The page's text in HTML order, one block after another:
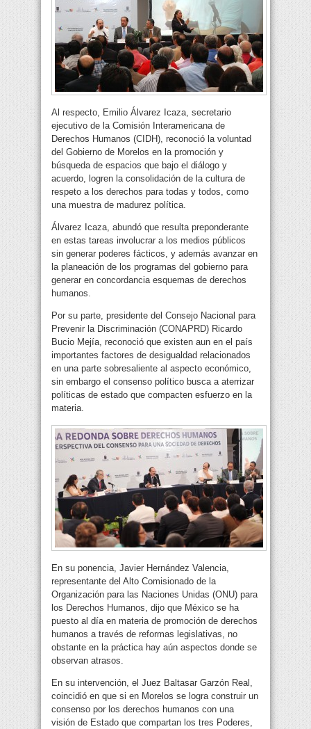
Al respecto, Emilio Álvarez Icaza, secretario
ejecutivo de la Comisión Interamericana de
Derechos Humanos (CIDH), reconoció la voluntad
del Gobierno de Morelos en la promoción y
búsqueda de espacios que bajo el diálogo y
acuerdo, logren la consolidación de la cultura de
respeto a los derechos para todas y todos, como
una muestra de madurez política.
Álvarez Icaza, abundó que resulta preponderante
en estas tareas involucrar a los medios públicos
sin generar poderes fácticos, y además avanzar en
la planeación de los programas del gobierno para
generar en concordancia esquemas de derechos
humanos.
Por su parte, presidente del Consejo Nacional para
Prevenir la Discriminación (CONAPRD) Ricardo
Bucio Mejía, reconoció que existen aun en el país
importantes factores de desigualdad relacionados
en una parte sobresaliente al aspecto económico,
sin embargo el consenso político busca a aterrizar
políticas de estado que compacten esfuerzo en la
materia.
En su ponencia, Javier Hernández Valencia,
representante del Alto Comisionado de la
Organización para las Naciones Unidas (ONU) para
los Derechos Humanos, dijo que México se ha
puesto al día en materia de promoción de derechos
humanos a través de reformas legislativas, no
obstante en la práctica hay aún aspectos donde se
observan atrasos.
En su intervención, el Juez Baltasar Garzón Real,
coincidió en que si en Morelos se logra construir un
consenso por los derechos humanos con una
visión de Estado que compartan los tres Poderes,